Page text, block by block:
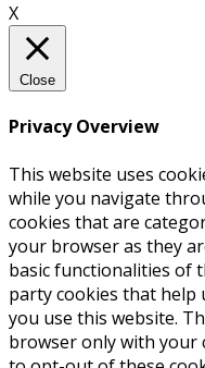
X
Close
Privacy Overview
This website uses
while you navigate
cookies that are
your browser as they
basic functionalities of
party cookies that help
you use this website.
browser only with your